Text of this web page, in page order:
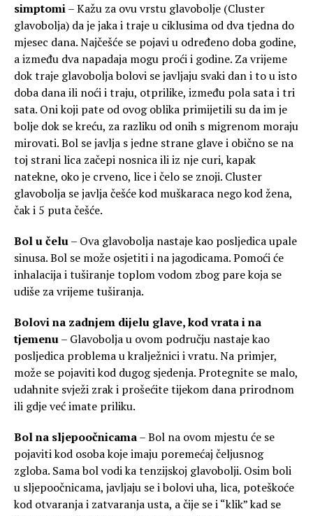
simptomi– Kažu za ovu vrstu glavobolje (Cluster
glavobolja) da je jaka i traje u ciklusima od dva tjedna do
mjesec dana. Najčešće se pojavi u određeno doba godine,
a između dva napadaja mogu proći i godine. Za vrijeme
dok traje glavobolja bolovi se javljaju svaki dan i to u isto
doba dana ili noći i traju, otprilike, između pola sata i tri
sata. Oni koji pate od ovog oblika primijetili su da im je
bolje dok se kreću, za razliku od onih s migrenom moraju
mirovati. Bol se javlja s jedne strane glave i obično se na
toj strani lica začepi nosnica ili iz nje curi, kapak
natekne, oko je crveno, lice i čelo se znoji. Cluster
glavobolja se javlja češće kod muškaraca nego kod žena,
čak i 5 puta češće.
Bol u čelu– Ova glavobolja nastaje kao posljedica upale
sinusa. Bol se može osjetiti i na jagodicama. Pomoći će
inhalacija i tuširanje toplom vodom zbog pare koja se
udiše za vrijeme tuširanja.
Bolovi na zadnjem dijelu glave, kod vrata i na
tjemenu– Glavobolja u ovom području nastaje kao
posljedica problema u kralježnici i vratu. Na primjer,
može se pojaviti kod dugog sjedenja. Protegnite se malo,
udahnite svježi zrak i prošećite tijekom dana prirodnom
ili gdje već imate priliku.
Bol na sljepoočnicama– Bol na ovom mjestu će se
pojaviti kod osoba koje imaju poremećaj čeljusnog
zgloba. Sama bol vodi ka tenzijskoj glavobolji. Osim boli
u sljepoočnicama, javljaju se i bolovi uha, lica, poteškoće
kod otvaranja i zatvaranja usta, a čije se i “klik” kad se